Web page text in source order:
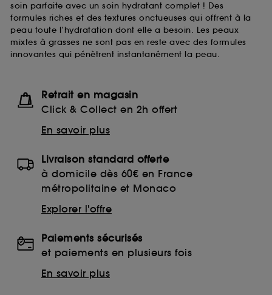
soin parfaite avec un soin hydratant complet ! Des
formules riches et des textures onctueuses qui offrent à la
peau toute l’hydratation dont elle a besoin. Les peaux
mixtes à grasses ne sont pas en reste avec des formules
innovantes qui pénètrent instantanément la peau.
Retrait en magasin
Click & Collect en 2h offert
En savoir plus
Livraison standard offerte
à domicile dès 60€ en France
métropolitaine et Monaco
Explorer l'offre
Paiements sécurisés
et paiements en plusieurs fois
En savoir plus